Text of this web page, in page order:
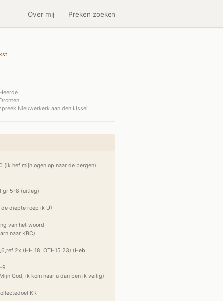
Over mij Preken zoeken
Nieuwerkerk aan den IJssel
(ik hef mijn ogen op naar de bergen)
gr 5-8 (uitleg)
de diepte roep ik U)
van het woord
naar KBC)
2x (HH 18, OTH15 23) (Heb
9
God, ik kom naar u dan ben ik veilig)
KR